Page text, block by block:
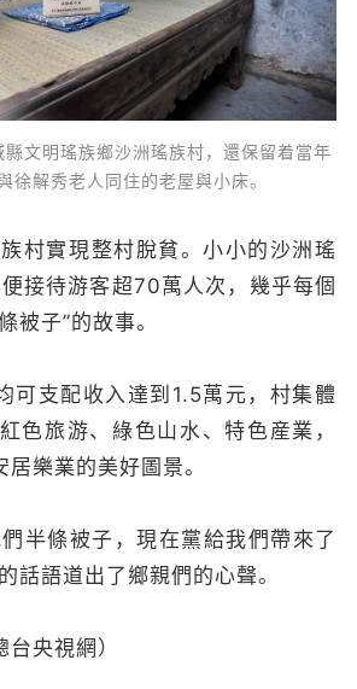
文明瑤族鄉沙洲瑤族村，還保留着當年
徐解秀老人同住的老屋與小床。
村實現整村脫貧。小小的沙洲瑤
接待游客超70萬人次，幾乎每個
被子”的故事。
可支配收入達到1.5萬元，村集體
色旅游、綠色山水、特色産業，
樂業的美好圖景。
半條被子，現在黨給我們帶來了
話語道出了鄉親們的心聲。
台央視網）